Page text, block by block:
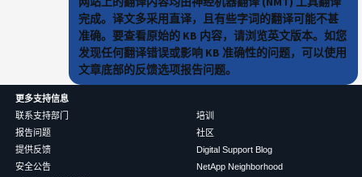
完成。译文多采用直译，且有些字词的翻译可能不甚
准确。要查看原始的 KB 内容，请浏览英文版本。如您
发现任何翻译错误或影响 KB 准确性的问题，可以使用
文章底部的反馈选项报告问题。
更多支持信息
联系支持部门
报告问题
提供反馈
安全公告
培训
社区
Digital Support Blog
NetApp Neighborhood